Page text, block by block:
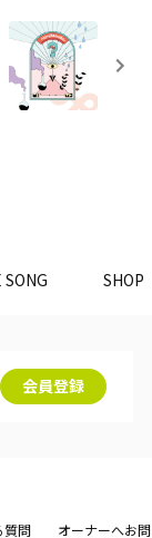
SHOP
会員登録
質問 オーナーへお